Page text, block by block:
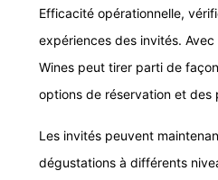
Efficacité opérationnelle,
expériences des invités.
Wines peut tirer parti de
options de réservation et des
Les invités peuvent
dégustations à différents